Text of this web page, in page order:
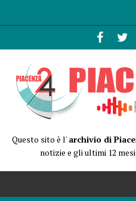
Questo sito è l'archivio di
notizie e gli ultimi 12